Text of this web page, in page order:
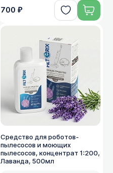
700 ₽
Средство для роботов-
пылесосов и моющих
пылесосов, концентрат 1:200,
Лаванда, 500мл